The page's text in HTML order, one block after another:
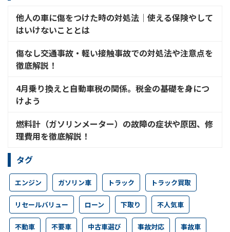
他人の車に傷をつけた時の対処法│使える保険やして
はいけないこととは
傷なし交通事故・軽い接触事故での対処法や注意点を
徹底解説！
4月乗り換えと自動車税の関係。税金の基礎を身につ
けよう
燃料計（ガソリンメーター）の故障の症状や原因、修
理費用を徹底解説！
タグ
エンジン ガソリン車 トラック トラック買取
リセールバリュー ローン 下取り 不人気車
不動車 不要車 中古車選び 事故対応 事故車